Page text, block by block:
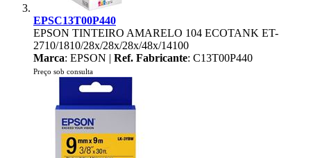
EPSC13T00P440
EPSON TINTEIRO AMARELO 104 ECOTANK ET-
2710/1810/28x/28x/28x/48x/14100
Marca: EPSON | Ref. Fabricante: C13T00P440
Preço sob consulta